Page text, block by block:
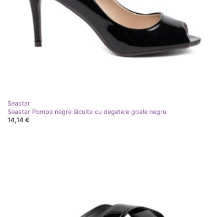
Seastar
Seastar Pompe negre lăcuite cu degetele goale negru
14,14 €